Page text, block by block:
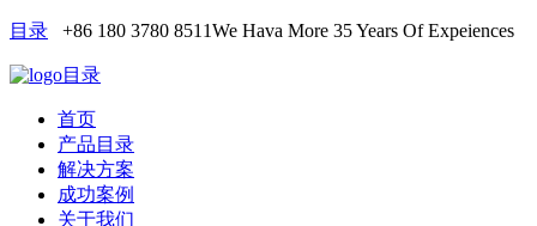
目录 +86 180 3780 8511We Hava More 35 Years Of Expeiences
目录
首页
产品目录
解决方案
成功案例
关于我们